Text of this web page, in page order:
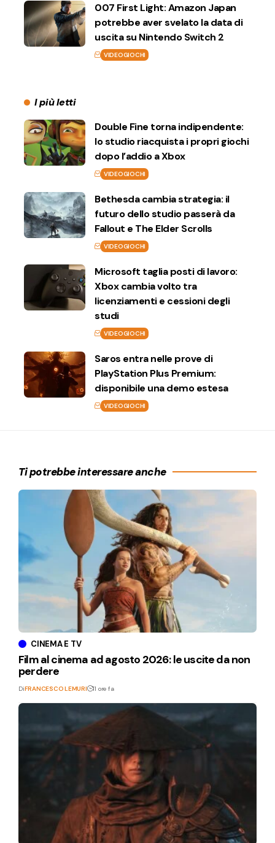
007 First Light: Amazon Japan
potrebbe aver svelato la data di
uscita su Nintendo Switch 2
VIDEOGIOCHI
I più letti
Double Fine torna indipendente:
lo studio riacquista i propri giochi
dopo l’addio a Xbox
VIDEOGIOCHI
Bethesda cambia strategia: il
futuro dello studio passerà da
Fallout e The Elder Scrolls
VIDEOGIOCHI
Microsoft taglia posti di lavoro:
Xbox cambia volto tra
licenziamenti e cessioni degli
studi
VIDEOGIOCHI
Saros entra nelle prove di
PlayStation Plus Premium:
disponibile una demo estesa
VIDEOGIOCHI
Ti potrebbe interessare anche
CINEMA E TV
Film al cinema ad agosto 2026: le uscite da non
perdere
DiFRANCESCO LEMURI 11 ore fa